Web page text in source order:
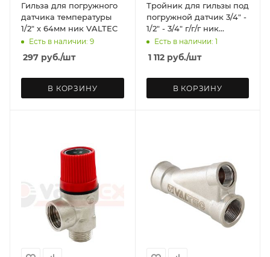
Гильза для погружного
датчика температуры
1/2" х 64мм ник VALTEC
Есть в наличии: 9
297 руб./шт
В КОРЗИНУ
Тройник для гильзы под
погружной датчик 3/4" -
1/2" - 3/4" г/г/г ник
VALTEC
Есть в наличии: 1
1 112руб./шт
В КОРЗИНУ